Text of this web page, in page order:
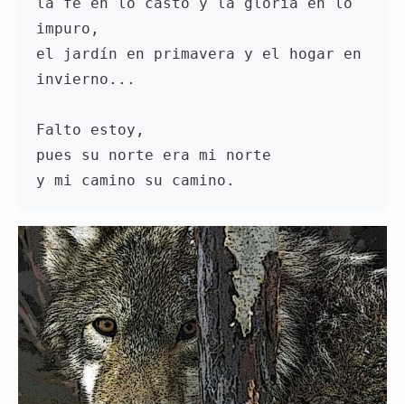
la fe en lo casto y la gloria en lo
impuro,
el jardín en primavera y el hogar en
invierno...
Falto estoy,
pues su norte era mi norte
y mi camino su camino.